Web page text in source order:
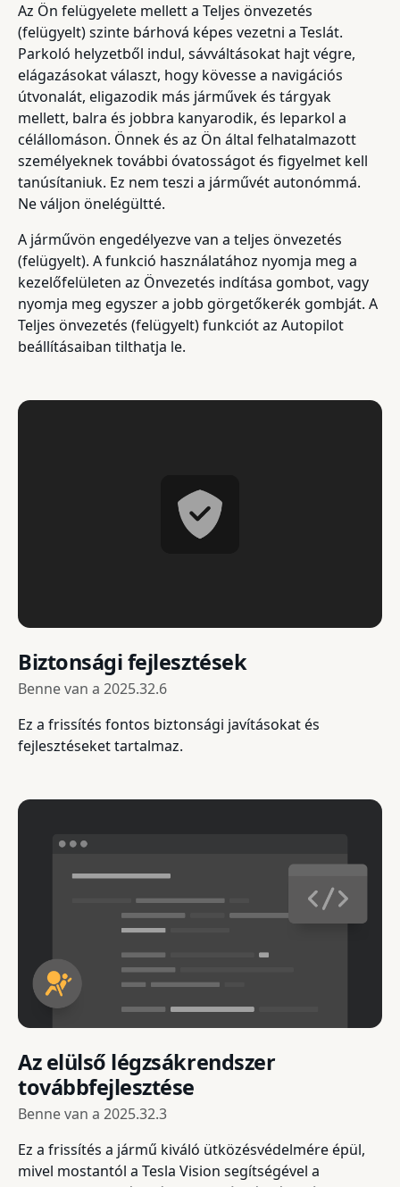
Az Ön felügyelete mellett a Teljes önvezetés
(felügyelt) szinte bárhová képes vezetni a Teslát.
Parkoló helyzetből indul, sávváltásokat hajt végre,
elágazásokat választ, hogy kövesse a navigációs
útvonalát, eligazodik más járművek és tárgyak
mellett, balra és jobbra kanyarodik, és leparkol a
célállomáson. Önnek és az Ön által felhatalmazott
személyeknek további óvatosságot és figyelmet kell
tanúsítaniuk. Ez nem teszi a járművét autonómmá.
Ne váljon önelégültté.
A járművön engedélyezve van a teljes önvezetés
(felügyelt). A funkció használatához nyomja meg a
kezelőfelületen az Önvezetés indítása gombot, vagy
nyomja meg egyszer a jobb görgetőkerék gombját. A
Teljes önvezetés (felügyelt) funkciót az Autopilot
beállításaiban tilthatja le.
Biztonsági fejlesztések
Benne van a 2025.32.6
Ez a frissítés fontos biztonsági javításokat és
fejlesztéseket tartalmaz.
Az elülső légzsákrendszer
továbbfejlesztése
Benne van a 2025.32.3
Ez a frissítés a jármű kiváló ütközésvédelmére épül,
mivel mostantól a Tesla Vision segítségével a